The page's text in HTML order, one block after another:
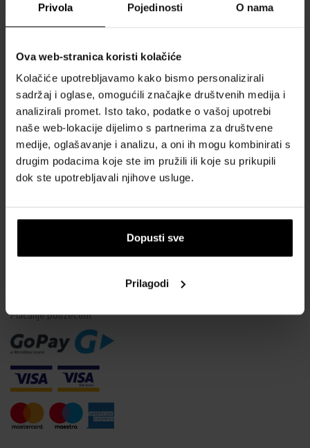
Privola Pojedinosti O nama
Ova web-stranica koristi kolačiće
Kolačiće upotrebljavamo kako bismo personalizirali
sadržaj i oglase, omogućili značajke društvenih medija i
analizirali promet. Isto tako, podatke o vašoj upotrebi
naše web-lokacije dijelimo s partnerima za društvene
medije, oglašavanje i analizu, a oni ih mogu kombinirati s
drugim podacima koje ste im pružili ili koje su prikupili
dok ste upotrebljavali njihove usluge.
Dopusti sve
Prilagodi
Način dostave
Kada ću dobiti naručenu robu?
Zašto parfemi i satovi od nas?
Što je tester parfema?
Vodootpornost satova
Često postavljana pitanja
Samo originalna roba
Odustajanje od ugovora
Promjena pristanka za kolačiće
Plaćanje pouzećem